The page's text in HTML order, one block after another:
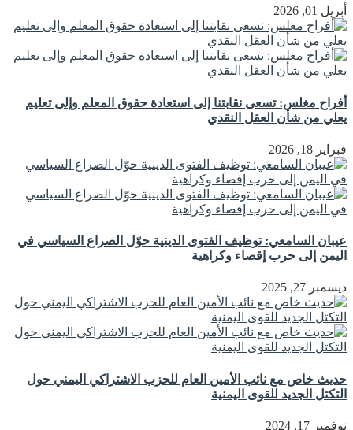
أبريل 01, 2026
أفراح مغلس: تسعى نقابتنا إلى استعادة حقوق المعلم وإلى تعليم
يعلي من شأن العقل النقدي
فبراير 18, 2026
عيبان السامعي: توظيف الفتوى الدينية حوّل الصراع السياسي في
اليمن إلى حرب إقصاء وكراهية
ديسمبر 27, 2025
حديث خاص مع نائب الأمين العام للحزب الاشتراكي اليمني حول
التكتل الجديد للقوى اليمنية
نوفمبر 17, 2024